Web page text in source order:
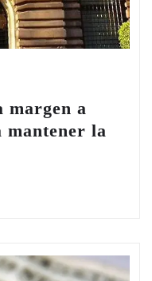
margen a
mantener la